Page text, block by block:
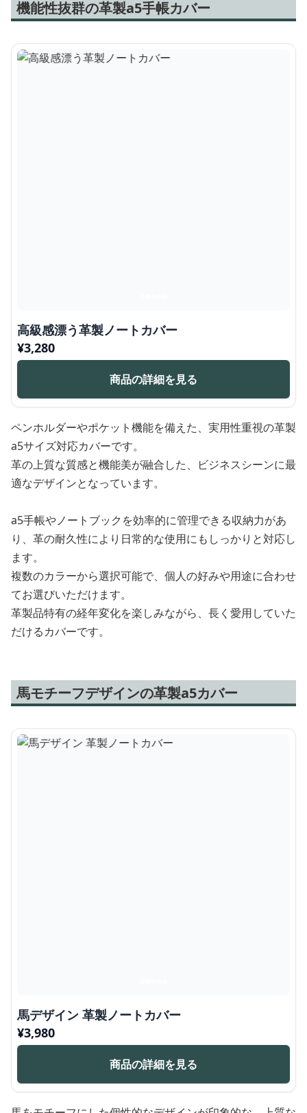
機能性抜群の革製a5手帳カバー
高級感漂う革製ノートカバー
¥3,280
商品の詳細を見る
ペンホルダーやポケット機能を備えた、実用性重視の革製
a5サイズ対応カバーです。
革の上質な質感と機能美が融合した、ビジネスシーンに最
適なデザインとなっています。
a5手帳やノートブックを効率的に管理できる収納力があ
り、革の耐久性により日常的な使用にもしっかりと対応し
ます。
複数のカラーから選択可能で、個人の好みや用途に合わせ
てお選びいただけます。
革製品特有の経年変化を楽しみながら、長く愛用していた
だけるカバーです。
馬モチーフデザインの革製a5カバー
馬デザイン 革製ノートカバー
¥3,980
商品の詳細を見る